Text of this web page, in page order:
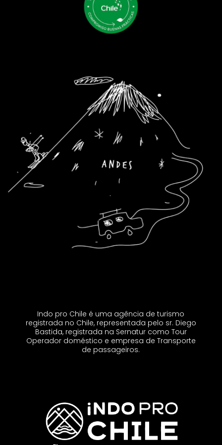
Indo pro Chile é uma agência de turismo
registrada no Chile, representada pelo sr. Diego
Bastida, registrada na Sernatur como Tour
Operador doméstico e empresa de Transporte
de passageiros.